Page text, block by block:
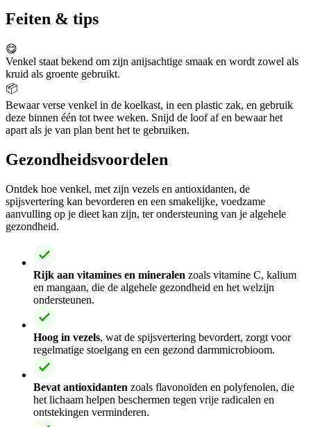
Feiten & tips
😋
Venkel staat bekend om zijn anijsachtige smaak en wordt zowel als
kruid als groente gebruikt.
📦
Bewaar verse venkel in de koelkast, in een plastic zak, en gebruik
deze binnen één tot twee weken. Snijd de loof af en bewaar het
apart als je van plan bent het te gebruiken.
Gezondheidsvoordelen
Ontdek hoe venkel, met zijn vezels en antioxidanten, de
spijsvertering kan bevorderen en een smakelijke, voedzame
aanvulling op je dieet kan zijn, ter ondersteuning van je algehele
gezondheid.
Rijk aan vitamines en mineralen zoals vitamine C, kalium
en mangaan, die de algehele gezondheid en het welzijn
ondersteunen.
Hoog in vezels, wat de spijsvertering bevordert, zorgt voor
regelmatige stoelgang en een gezond darmmicrobioom.
Bevat antioxidanten zoals flavonoïden en polyfenolen, die
het lichaam helpen beschermen tegen vrije radicalen en
ontstekingen verminderen.